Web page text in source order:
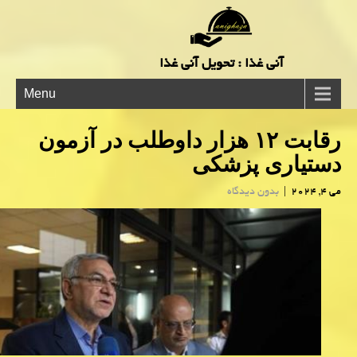
آنی غذا : تحویل آنی غذا
Menu
رقابت ۱۲ هزار داوطلب در آزمون
دستیاری پزشکی
می 4, 2024 | بدون دیدگاه